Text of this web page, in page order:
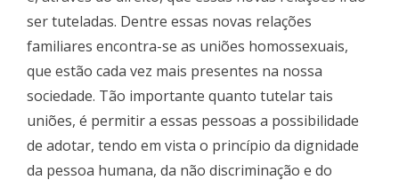
ser tuteladas. Dentre essas novas relações
familiares encontra-se as uniões homossexuais,
que estão cada vez mais presentes na nossa
sociedade. Tão importante quanto tutelar tais
uniões, é permitir a essas pessoas a possibilidade
de adotar, tendo em vista o princípio da dignidade
da pessoa humana, da não discriminação e do